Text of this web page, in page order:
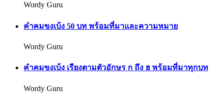
Wordy Guru
คำคมขงเบ้ง 50 บท พร้อมที่มาและความหมาย
Wordy Guru
คำคมขงเบ้ง เรียงตามตัวอักษร ก ถึง ฮ พร้อมที่มาทุกบท
Wordy Guru